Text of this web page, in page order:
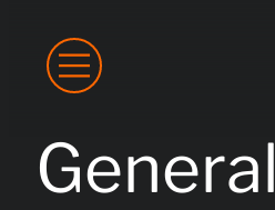
springen
General